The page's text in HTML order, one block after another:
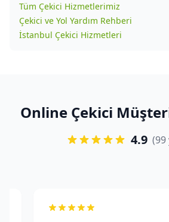
Tüm Çekici Hizmetlerimiz
Çekici ve Yol Yardım Rehberi
İstanbul Çekici Hizmetleri
Online Çekici
4.9